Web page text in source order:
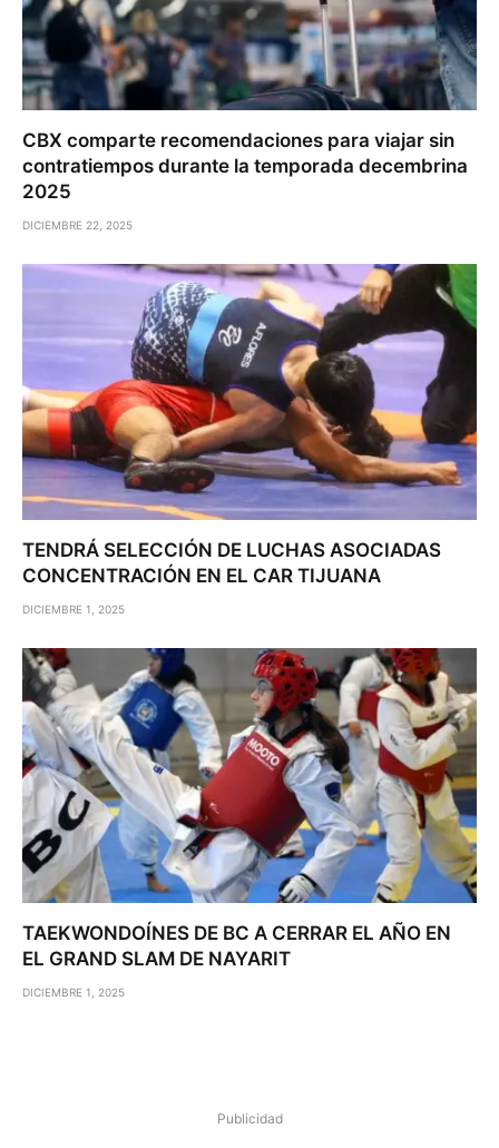
CBX comparte recomendaciones para viajar sin
contratiempos durante la temporada decembrina
2025
DICIEMBRE 22, 2025
TENDRÁ SELECCIÓN DE LUCHAS ASOCIADAS
CONCENTRACIÓN EN EL CAR TIJUANA
DICIEMBRE 1, 2025
TAEKWONDOÍNES DE BC A CERRAR EL AÑO EN
EL GRAND SLAM DE NAYARIT
DICIEMBRE 1, 2025
Publicidad